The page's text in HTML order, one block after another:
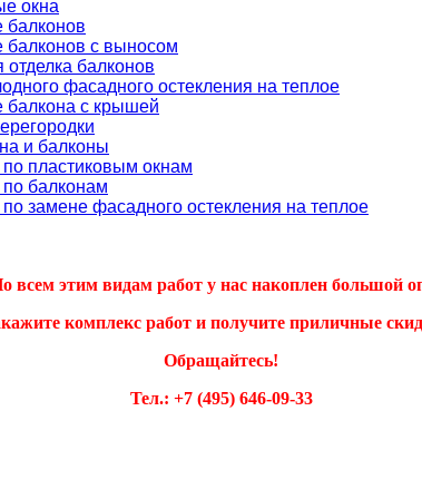
окна
балконов
балконов с выносом
отделка балконов
фасадного остекления на теплое
балкона с крышей
и балконы
пластиковым окнам
балконам
замене фасадного остекления на теплое
всем этим видам работ у нас накоплен большой
комплекс работ и получите приличные
Обращайтесь!
Тел.: +7 (495) 646-09-33